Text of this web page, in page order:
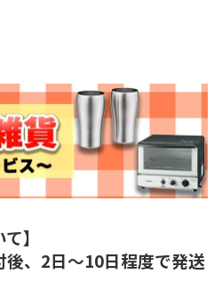
】
、2日～10日程度で発送